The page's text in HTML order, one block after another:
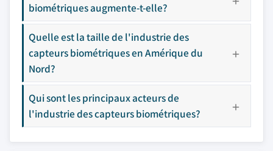
biométriques augmente-t-elle?
Quelle est la taille de l'industrie des
capteurs biométriques en Amérique du
Nord?
Qui sont les principaux acteurs de
l'industrie des capteurs biométriques?